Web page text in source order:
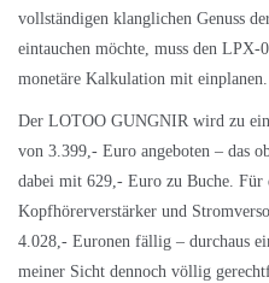
vollständigen klanglichen Genuss
eintauchen möchte, muss den
monetäre Kalkulation mit einplanen.
Der LOTOO GUNGNIR wird zu
von 3.399,- Euro angeboten – das
dabei mit 629,- Euro zu Buche.
Kopfhörerverstärker und
4.028,- Euronen fällig – durchaus
meiner Sicht dennoch völlig